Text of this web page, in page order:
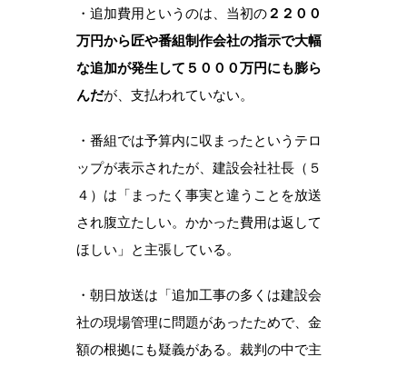
・追加費用というのは、当初の２２００
万円から匠や番組制作会社の指示で大幅
な追加が発生して５０００万円にも膨ら
んだが、支払われていない。
・番組では予算内に収まったというテロ
ップが表示されたが、建設会社社長（５
４）は「まったく事実と違うことを放送
され腹立たしい。かかった費用は返して
ほしい」と主張している。
・朝日放送は「追加工事の多くは建設会
社の現場管理に問題があったためで、金
額の根拠にも疑義がある。裁判の中で主